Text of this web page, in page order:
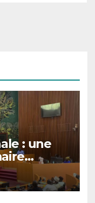
: une
avec
du jour.